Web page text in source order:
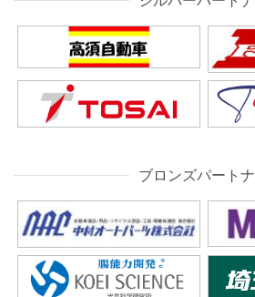
ブロンズパート